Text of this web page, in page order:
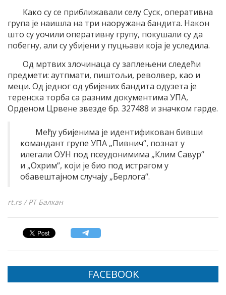
Како су се приближавали селу Суск, оперативна
група је наишла на три наоружана бандита. Након
што су уочили оперативну групу, покушали су да
побегну, али су убијени у пуцњави која је уследила.
Од мртвих злочинаца су заплењени следећи
предмети: аутпмати, пиштољи, револвер, као и
меци. Од једног од убијених бандита одузета је
теренска торба са разним документима УПА,
Орденом Црвене звезде бр. 327488 и значком гарде.
Међу убијенима је идентификован бивши
командант групе УПА „Пивнич“, познат у
илегали ОУН под псеудонимима „Клим Савур“
и „Охрим“, који је био под истрагом у
обавештајном случају „Берлога“.
rt.rs / РТ Балкан
FACEBOOK